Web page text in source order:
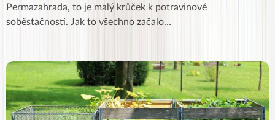
Permazahrada, to je malý krůček k potravinové
soběstačnosti. Jak to všechno začalo…